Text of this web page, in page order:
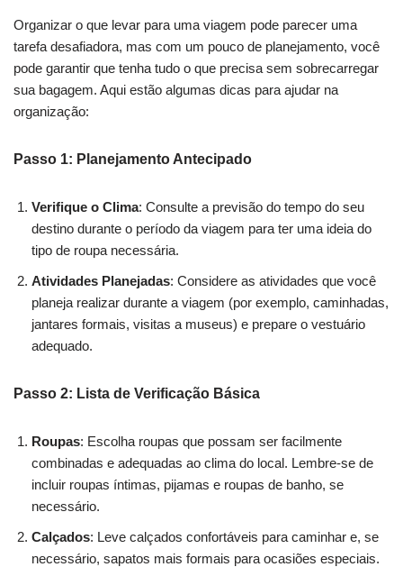
Organizar o que levar para uma viagem pode parecer uma
tarefa desafiadora, mas com um pouco de planejamento, você
pode garantir que tenha tudo o que precisa sem sobrecarregar
sua bagagem. Aqui estão algumas dicas para ajudar na
organização:
Passo 1: Planejamento Antecipado
Verifique o Clima: Consulte a previsão do tempo do seu
destino durante o período da viagem para ter uma ideia do
tipo de roupa necessária.
Atividades Planejadas: Considere as atividades que você
planeja realizar durante a viagem (por exemplo, caminhadas,
jantares formais, visitas a museus) e prepare o vestuário
adequado.
Passo 2: Lista de Verificação Básica
Roupas: Escolha roupas que possam ser facilmente
combinadas e adequadas ao clima do local. Lembre-se de
incluir roupas íntimas, pijamas e roupas de banho, se
necessário.
Calçados: Leve calçados confortáveis para caminhar e, se
necessário, sapatos mais formais para ocasiões especiais.